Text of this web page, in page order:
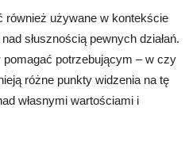
również używane w kontekście
słusznością pewnych działań.
pomagać potrzebującym – w czy
różne punkty widzenia na tę
własnymi wartościami i